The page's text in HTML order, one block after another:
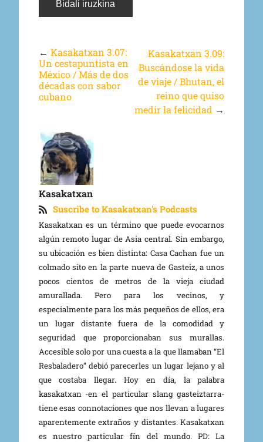
← Kasakatxan 3.07:
Un cestapuntista en
México / Más de dos
décadas con sabor
cubano
Kasakatxan 3.09:
Buscándose la vida
de viaje / Bhutan, el
reino que quiso
medir la felicidad →
Kasakatxan
Suscribe to Kasakatxan's Podcasts
Kasakatxan es un término que puede evocarnos
algún remoto lugar de Asia central. Sin embargo,
su ubicación es bien distinta: Casa Cachan fue un
colmado sito en la parte nueva de Gasteiz, a unos
pocos cientos de metros de la vieja ciudad
amurallada. Pero para los vecinos, y
especialmente para los más pequeños de ellos, era
un lugar distante fuera de la comodidad y
seguridad que proporcionaban sus murallas.
Accesible solo por una cuesta a la que llamaban “El
Resbaladero” debió parecerles un lugar lejano y al
que costaba llegar. Hoy en día, la palabra
kasakatxan -en el particular slang gasteiztarra-
tiene esas connotaciones que nos llevan a lugares
aparentemente extraños y distantes. Kasakatxan
es nuestro particular fín del mundo. PD: La